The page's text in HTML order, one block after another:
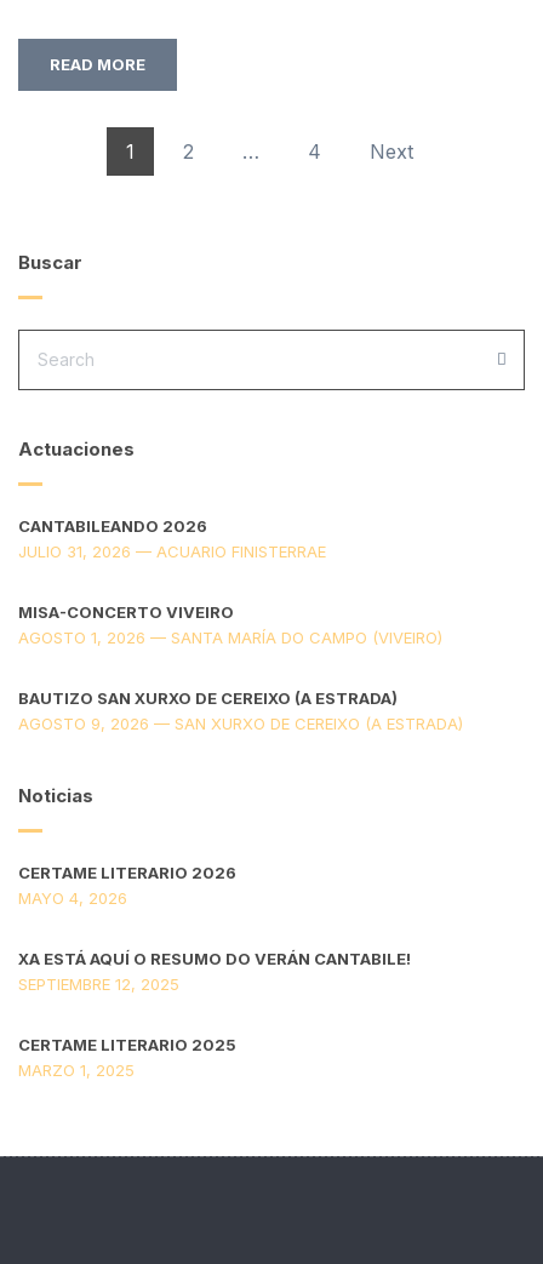
READ MORE
Posts
1 2 … 4 Next
Buscar
FOR:
Actuaciones
CANTABILEANDO 2026
JULIO 31, 2026 — ACUARIO FINISTERRAE
MISA-CONCERTO VIVEIRO
AGOSTO 1, 2026 — SANTA MARÍA DO CAMPO (VIVEIRO)
BAUTIZO SAN XURXO DE CEREIXO (A ESTRADA)
AGOSTO 9, 2026 — SAN XURXO DE CEREIXO (A ESTRADA)
Noticias
CERTAME LITERARIO 2026
MAYO 4, 2026
XA ESTÁ AQUÍ O RESUMO DO VERÁN CANTABILE!
SEPTIEMBRE 12, 2025
CERTAME LITERARIO 2025
MARZO 1, 2025